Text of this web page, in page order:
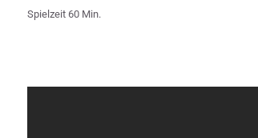
Spielzeit 60 Min.